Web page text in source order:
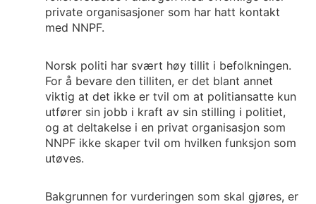
private organisasjoner som har hatt kontakt
med NNPF.
Norsk politi har svært høy tillit i befolkningen.
For å bevare den tilliten, er det blant annet
viktig at det ikke er tvil om at politiansatte kun
utfører sin jobb i kraft av sin stilling i politiet,
og at deltakelse i en privat organisasjon som
NNPF ikke skaper tvil om hvilken funksjon som
utøves.
Bakgrunnen for vurderingen som skal gjøres, er